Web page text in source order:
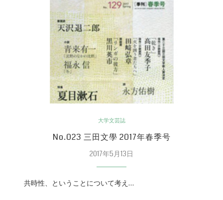
大学文芸誌
No.023 三田文學 2017年春季号
2017年5月13日
共時性、ということについて考え…